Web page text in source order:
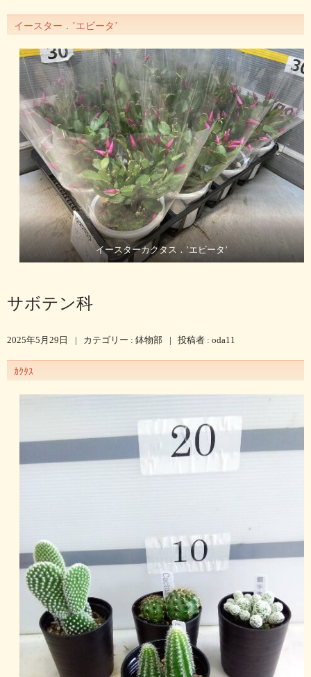
イースター．’エビータ’
イースターカクタス．’エビータ’
サボテン科
2025年5月29日 | カテゴリー : 鉢物部 | 投稿者 : oda11
ｶｸﾀｽ